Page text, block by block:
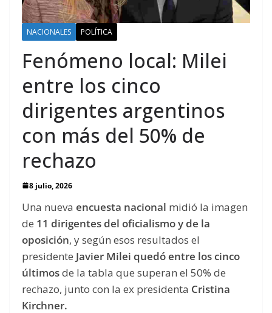
NACIONALES POLÍTICA
Fenómeno local: Milei
entre los cinco
dirigentes argentinos
con más del 50% de
rechazo
8 julio, 2026
Una nueva encuesta nacional midió la imagen
de 11 dirigentes del oficialismo y de la
oposición, y según esos resultados el
presidente Javier Milei quedó entre los cinco
últimosde la tabla que superan el 50% de
rechazo, junto con la ex presidenta Cristina
Kirchner.